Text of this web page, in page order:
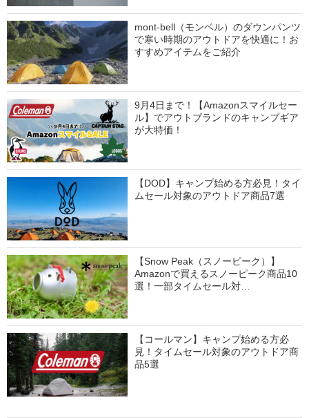
mont-bell（モンベル）のダウンパンツ
で寒い時期のアウトドアを快適に！お
すすめアイテムをご紹介
9月4日まで！【Amazonスマイルセー
ル】でアウトブランドのキャンプギア
が大特価！
【DOD】キャンプ始める方必見！タイ
ムセール対象のアウトドア商品7選
【Snow Peak（スノーピーク）】
Amazonで買えるスノーピーク商品10
選！一部タイムセール対…
【コールマン】キャンプ始める方必
見！タイムセール対象のアウトドア商
品5選